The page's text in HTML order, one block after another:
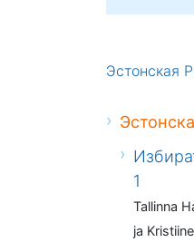
Эстонская
1
Tallinna
ja